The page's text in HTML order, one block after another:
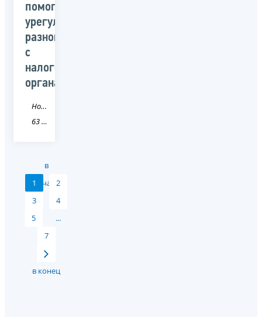
помогут
урегулировать
разногласия
с
налоговыми
органами
Новость
63 Самарская область
в
начало
1
2
3
4
5
...
7
в конец